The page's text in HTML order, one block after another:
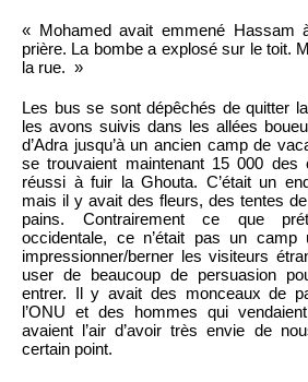
« Mohamed avait emmené Hassam
prière. La bombe a explosé sur le toit.
la rue. »
Les bus se sont dépêchés de quitter
les avons suivis dans les allées
d’Adra jusqu’à un ancien camp de
se trouvaient maintenant 15 000 des
réussi à fuir la Ghouta. C’était un
mais il y avait des fleurs, des tentes
pains. Contrairement ce que
occidentale, ce n’était pas un camp
impressionner/berner les visiteurs
user de beaucoup de persuasion
entrer. Il y avait des monceaux de
l’ONU et des hommes qui
avaient l’air d’avoir très envie de
certain point.